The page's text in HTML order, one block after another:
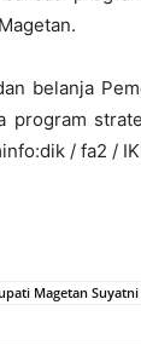
belanja
program
/ fa2 /
Magetan